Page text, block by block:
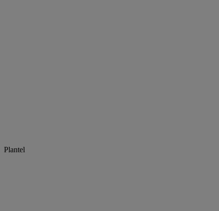
Plantel